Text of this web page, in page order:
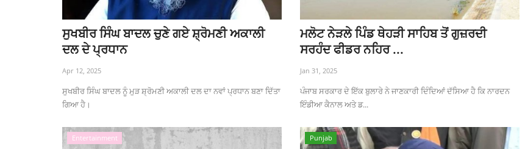
ਸੁਖਬੀਰ ਸਿੰਘ ਬਾਦਲ ਚੁਣੇ ਗਏ ਸ਼੍ਰੋਮਣੀ ਅਕਾਲੀ
ਦਲ ਦੇ ਪ੍ਰਧਾਨ
Apr 12, 2025
ਸੁਖਬੀਰ ਸਿੰਘ ਬਾਦਲ ਨੂੰ ਮੁੜ ਸ਼੍ਰੋਮਣੀ ਅਕਾਲੀ ਦਲ ਦਾ ਨਵਾਂ ਪ੍ਰਧਾਨ ਬਣਾ ਦਿੱਤਾ
ਗਿਆ ਹੈ।
ਮਲੋਟ ਨੇੜਲੇ ਪਿੰਡ ਥੇਹੜੀ ਸਾਹਿਬ ਤੋਂ ਗੁਜ਼ਰਦੀ
ਸਰਹੰਦ ਫੀਡਰ ਨਹਿਰ ...
Jan 31, 2025
ਪੰਜਾਬ ਸਰਕਾਰ ਦੇ ਇੱਕ ਬੁਲਾਰੇ ਨੇ ਜਾਣਕਾਰੀ ਦਿੰਦਿਆਂ ਦੱਸਿਆ ਹੈ ਕਿ ਨਾਰਦਨ
ਇੰਡੀਆ ਕੈਨਾਲ ਅਤੇ ਡ...
Entertainment Punjab